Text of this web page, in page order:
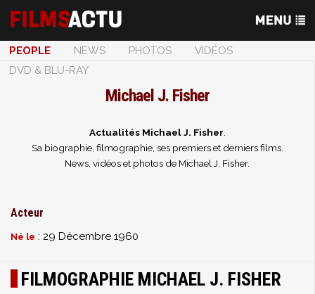
PEOPLE NEWS PHOTOS
VIDÉOS
DVD & BLU-RAY
Michael J. Fisher
Actualités Michael J. Fisher
Sa biographie, filmographie, ses premiers et derniers films.
News, vidéos et photos de Michael J. Fisher.
Acteur
Né le : 29 Décembre 1960
FILMOGRAPHIE MICHAEL J. FISHER